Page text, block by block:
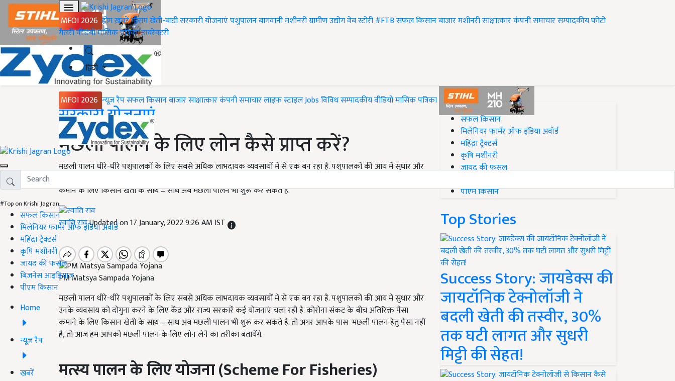
MFOI 2026 होमख़बरेंमौसमखेती-बाड़ीसरकारी योजनाएंपशुपालनबागवानीमशीनरीग्रामीण उद्योगवेब स्टोरी#FTBसफल किसानबाजारमशीनरीसाक्षात्कारकंपनी समाचारसम्पादकीयफोटो
गैलरीवीडियोमासिक पत्रिकाडायरेक्टरी
हिंदी
MFOI 2026 न्यूज़ रैपसफल किसानबाजारसाक्षात्कारकंपनी समाचारलाइफ स्टाइलJobsविविधसम्पादकीयवीडियोमासिक पत्रिका
#Top on Krishi Jagran
सफल किसान
मिलेनियर फार्मर ऑफ इंडिया अवॉर्ड
महिंद्रा ट्रैक्टर्स
कृषि मशीनरी
जायद की फसल
बिज़नेस आइडियाज
पीएम किसान
Home
न्यूज़ रैप
खबरें
Home
सरकारी योजनाएं
मछली पालन के लिए लोन कैसे प्राप्त करें?
मछली पालन धीरे-धीरे पशुपालकों के लिए सबसे अधिक लाभदायक व्यवसायों में से एक बन रहा है. पशुपालकों की आय में सुधार और
कमाने के लिए किसान खेती के साथ – साथ अब मछली पालन भी शुरू कर सकते हैं.
स्वाति रावUpdated on 17 January, 2022 9:26 AM IST
PM Matsya Sampada Yojana
मछली पालन धीरे-धीरे पशुपालकों के लिए सबसे अधिक लाभदायक व्यवसायों में से एक बन रहा है. पशुपालकों की आय में सुधार और
उनके व्यवसाय को दोगुना करने के लिए केंद्र और राज्य सरकारें कई योजनाएं चला रही है. कोरोना संकट के बीच अतिरिक्त पैसा
कमाने के लिए किसान खेती के साथ – साथ अब मछली पालन भी शुरू कर सकते हैं. तो अगर आपके पास मछली पालन हेतु पैसा नहीं
है, तो आज हम आपको मछली पालन के लिए लोन लेने का तरीका बतायेंगे.
मत्स्य पालन के लिए योजना(Scheme For Fisheries)
#Top on Krishi Jagran
सफल किसान
मिलेनियर फार्मर ऑफ इंडिया अवॉर्ड
महिंद्रा ट्रैक्टर्स
कृषि मशीनरी
जायद की फसल
पीएम किसान
Top Stories
Success Story: जायडेक्स की
जायटॉनिक टेक्नोलॉजी ने
बदली खेती की तस्वीर, 30%
तक घटी लागत और सुधरी
मिट्टी की सेहत!